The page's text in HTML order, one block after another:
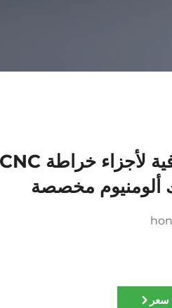
ألومنيوم مخصصة